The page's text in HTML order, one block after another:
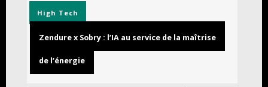
High Tech
Zendure x Sobry : l’IA au service de la maîtrise
de l’énergie